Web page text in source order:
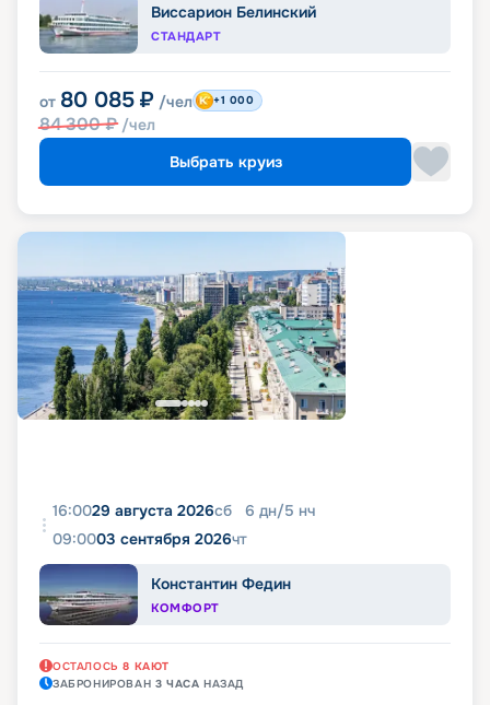
Виссарион Белинский
СТАНДАРТ
от 80 085 ₽ /чел
84 300₽ /чел
+1 000
Выбрать круиз
16:0029 августа 2026сб 6 дн/5 нч
09:0003 сентября 2026чт
Константин Федин
КОМФОРТ
ОСТАЛОСЬ 8 КАЮТ
ЗАБРОНИРОВАН 3 ЧАСА НАЗАД